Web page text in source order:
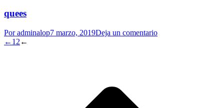
quees
Poradminalop7 marzo, 2019Deja un comentario
← 1 2 ←